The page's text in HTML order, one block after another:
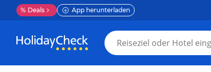
% Deals App herunterladen